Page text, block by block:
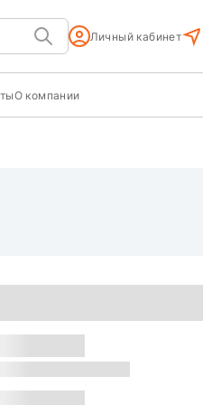
Личный кабинет
О компании